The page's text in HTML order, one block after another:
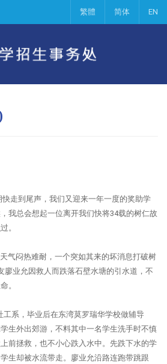
繁體 简体 EN
走到尾声，我们又迎来一年一度的奖助学
我总会想起一位离开我们快将34载的树仁故
。
气闷热难耐，一个突如其来的坏消息打破树
业允因救人而跌落石壁水塘的引水道，不
。
工系，毕业后在东湾莫罗瑞华学校做辅导
生外出郊游，不料其中一名学生洗手时不慎
前拯救，也不小心跌入水中。先跌下水的学
生却被水流带走。廖业允沿路连跑带跳跟